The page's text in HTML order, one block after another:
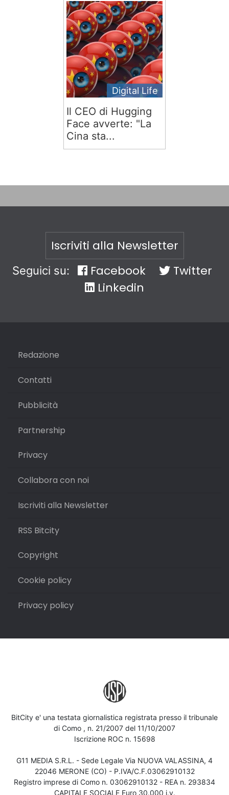
Digital Life
Il CEO di Hugging
Face avverte: "La
Cina sta...
Iscriviti alla Newsletter
Seguici su: Facebook
Twitter
Linkedin
Redazione
Contatti
Pubblicità
Partnership
Privacy
Collabora con noi
Iscriviti alla Newsletter
RSS Bitcity
Copyright
Cookie policy
Privacy policy
BitCity e' una testata giornalistica registrata presso il tribunale
di Como , n. 21/2007 del 11/10/2007
Iscrizione ROC n. 15698
G11 MEDIA S.R.L. - Sede Legale Via NUOVA VALASSINA, 4
22046 MERONE (CO) - P.IVA/C.F.03062910132
Registro imprese di Como n. 03062910132 - REA n. 293834
CAPITALE SOCIALE Euro 30.000 i.v.